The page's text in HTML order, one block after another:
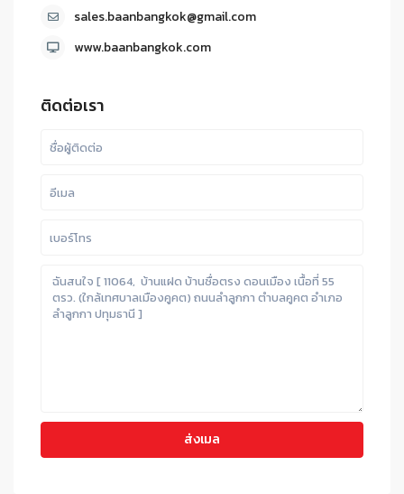
sales.baanbangkok@gmail.com
www.baanbangkok.com
ติดต่อเรา